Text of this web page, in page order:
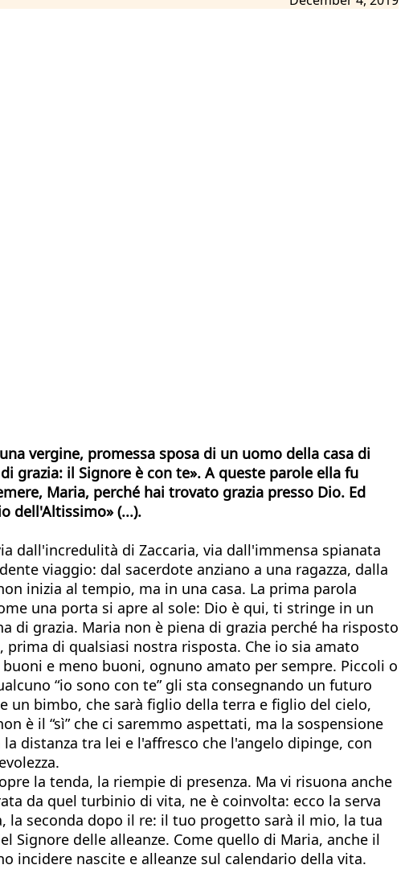
vergine, promessa sposa di un uomo della casa di
grazia: il Signore è con te». A queste parole ella fu
Maria, perché hai trovato grazia presso Dio. Ed
dell'Altissimo» (...).
dall'incredulità di Zaccaria, via dall'immensa spianata
viaggio: dal sacerdote anziano a una ragazza, dalla
inizia al tempio, ma in una casa. La prima parola
una porta si apre al sole: Dio è qui, ti stringe in un
di grazia. Maria non è piena di grazia perché ha risposto
prima di qualsiasi nostra risposta. Che io sia amato
e meno buoni, ognuno amato per sempre. Piccoli o
“io sono con te” gli sta consegnando un futuro
un bimbo, che sarà figlio della terra e figlio del cielo,
è il “sì” che ci saremmo aspettati, ma la sospensione
distanza tra lei e l'affresco che l'angelo dipinge, con
la tenda, la riempie di presenza. Ma vi risuona anche
da quel turbinio di vita, ne è coinvolta: ecco la serva
la seconda dopo il re: il tuo progetto sarà il mio, la tua
Signore delle alleanze. Come quello di Maria, anche il
incidere nascite e alleanze sul calendario della vita.